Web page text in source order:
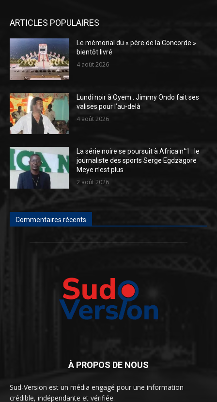
ARTICLES POPULAIRES
Le mémorial du « père de la Concorde »
bientôt livré
4 août 2026
Lundi noir à Oyem : Jimmy Ondo fait ses
valises pour l’au-delà
4 août 2026
La série noire se poursuit à Africa n°1 : le
journaliste des sports Serge Egdzagore
Meye n’est plus
2 août 2026
Commentaires récents
À PROPOS DE NOUS
Sud-Version est un média engagé pour une information
crédible, indépendante et vérifiée.